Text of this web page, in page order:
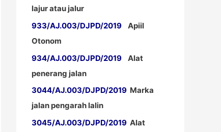
lajur atau jalur
933/AJ.003/DJPD/2019 Apiil
Otonom
934/AJ.003/DJPD/2019 Alat
penerang jalan
3044/AJ.003/DJPD/2019 Marka
jalan pengarah lalin
3045/AJ.003/DJPD/2019 Alat